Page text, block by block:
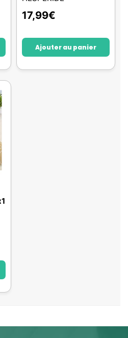
17,99€
Ajouter au panier